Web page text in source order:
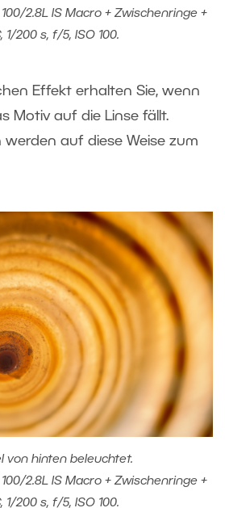
2.8L IS Macro + Zwischenringe +
1/200 s, f/5, ISO 100.
Effekt erhalten Sie, wenn
Motiv auf die Linse fällt.
werden auf diese Weise zum
von hinten beleuchtet.
2.8L IS Macro + Zwischenringe +
1/200 s, f/5, ISO 100.